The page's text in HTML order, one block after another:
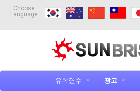
Choose
Language
유학연수 광고